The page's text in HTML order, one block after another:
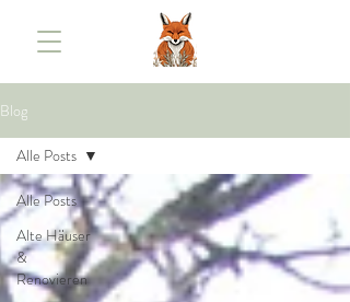
Blog
Alle Posts
Alte Häuser
&
Renovieren
Alle Posts